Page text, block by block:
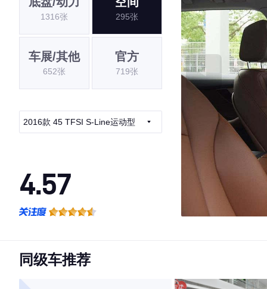
1316张 295张
车展/其他
652张
官方
719张
2016款 45 TFSI S-Line运动型
4.57
·空间表现一般，低于70%同级车
同级车推荐